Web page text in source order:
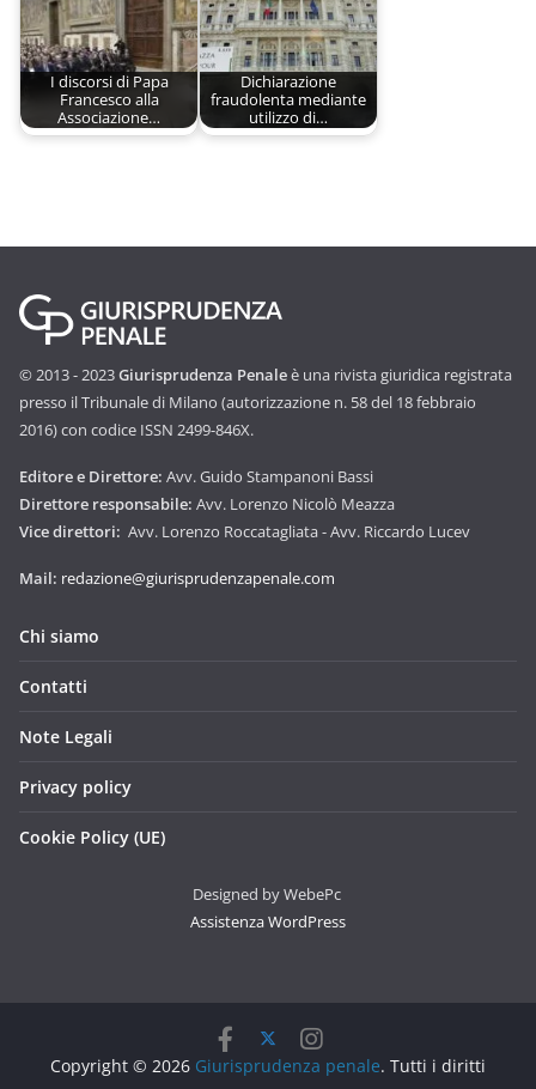
I discorsi di Papa
Francesco alla
Associazione…
Dichiarazione
fraudolenta mediante
utilizzo di…
© 2013 - 2023Giurisprudenza Penaleè una rivista giuridica registrata
presso il Tribunale di Milano (autorizzazione n. 58 del 18 febbraio
2016) con codice ISSN 2499-846X.
Editore e Direttore: Avv. Guido Stampanoni Bassi
Direttore responsabile: Avv. Lorenzo Nicolò Meazza
Vice direttori: Avv. Lorenzo Roccatagliata - Avv. Riccardo Lucev
Mail: redazione@giurisprudenzapenale.com
Chi siamo
Contatti
Note Legali
Privacy policy
Cookie Policy (UE)
Designed by WebePc
Assistenza WordPress
Copyright © 2026 Giurisprudenza penale. Tutti i diritti